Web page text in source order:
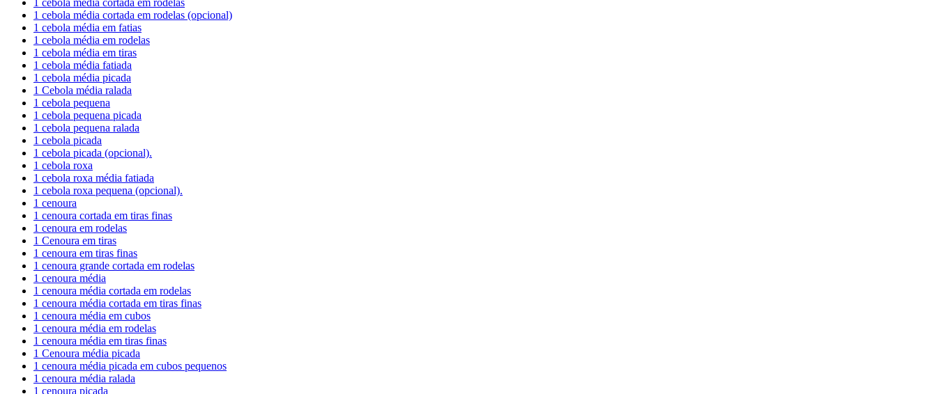
1 cebola média cortada em rodelas
1 cebola média cortada em rodelas (opcional)
1 cebola média em fatias
1 cebola média em rodelas
1 cebola média em tiras
1 cebola média fatiada
1 cebola média picada
1 Cebola média ralada
1 cebola pequena
1 cebola pequena picada
1 cebola pequena ralada
1 cebola picada
1 cebola picada (opcional).
1 cebola roxa
1 cebola roxa média fatiada
1 cebola roxa pequena (opcional).
1 cenoura
1 cenoura cortada em tiras finas
1 cenoura em rodelas
1 Cenoura em tiras
1 cenoura em tiras finas
1 cenoura grande cortada em rodelas
1 cenoura média
1 cenoura média cortada em rodelas
1 cenoura média cortada em tiras finas
1 cenoura média em cubos
1 cenoura média em rodelas
1 cenoura média em tiras finas
1 Cenoura média picada
1 cenoura média picada em cubos pequenos
1 cenoura média ralada
1 cenoura picada